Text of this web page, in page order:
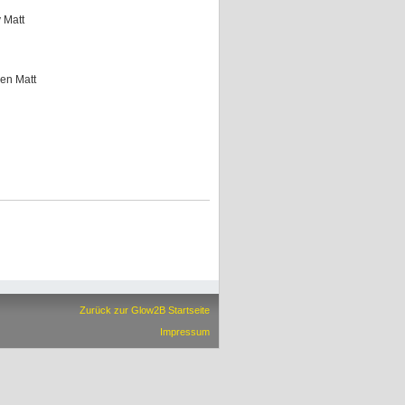
Matt
Matt
Zurück zur Glow2B Startseite
Impressum